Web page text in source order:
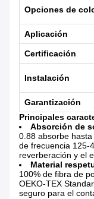
Opciones de
Aplicación
Certificación
Instalación
Garantización
Principales
Absorción de
0.88 absorbe
de frecuencia 125-
reverberación y el
Material
100% de fibra de
OEKO-TEX
seguro para el